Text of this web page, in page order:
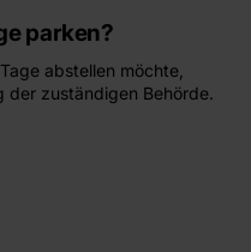
parken?
abstellen möchte,
der zuständigen Behörde.